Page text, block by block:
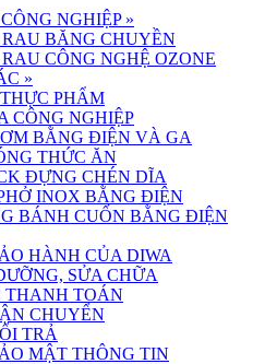
NGHIỆP »
BĂNG CHUYỀN
CÔNG NGHỆ OZONE
»
PHẨM
CÔNG NGHIỆP
BẰNG ĐIỆN VÀ GA
THỨC ĂN
ĐỰNG CHÉN DĨA
INOX BẰNG ĐIỆN
BÁNH CUỐN BẰNG ĐIỆN
HÀNH CỦA DIWA
SỬA CHỮA
THANH TOÁN
CHUYỂN
TRẢ
MẬT THÔNG TIN